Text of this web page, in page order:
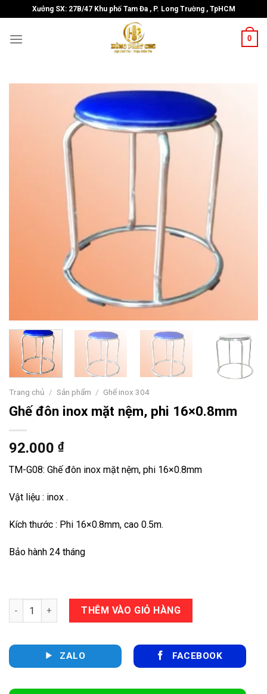
to
content
Xưởng SX: 27B/47 Khu phố Tam Đa , P. Long Trường , TpHCM
0
Trang chủ / Sản phẩm / Ghế inox 304
Ghế đôn inox mặt nệm, phi 16×0.8mm
92.000 ₫
TM-G08: Ghế đôn inox mặt nệm, phi 16×0.8mm
Vật liệu : inox .
Kích thước : Phi 16×0.8mm, cao 0.5m.
Bảo hành 24 tháng
Ghế đôn inox mặt nệm, phi 16×0.8mm số lượng
THÊM VÀO GIỎ HÀNG
ZALO FACEBOOK